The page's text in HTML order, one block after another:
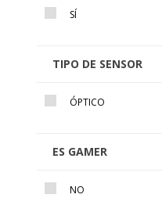
SÍ
TIPO DE SENSOR
ÓPTICO
ES GAMER
NO